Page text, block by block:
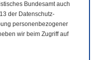
Bundesamt auch
der Datenschutz-
personenbezogener
wir beim Zugriff auf